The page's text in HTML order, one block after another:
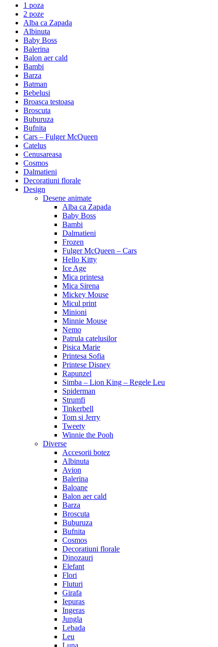
1 poza
2 poze
Alba ca Zapada
Albinuta
Baby Boss
Balerina
Balon aer cald
Bambi
Barza
Batman
Bebelusi
Broasca testoasa
Broscuta
Buburuza
Bufnita
Cars – Fulger McQueen
Catelus
Cenusareasa
Cosmos
Dalmatieni
Decoratiuni florale
Design
Desene animate
Alba ca Zapada
Baby Boss
Bambi
Dalmatieni
Frozen
Fulger McQueen – Cars
Hello Kitty
Ice Age
Mica printesa
Mica Sirena
Mickey Mouse
Micul print
Minioni
Minnie Mouse
Nemo
Patrula catelusilor
Pisica Marie
Printesa Sofia
Printese Disney
Rapunzel
Simba – Lion King – Regele Leu
Spiderman
Strumfi
Tinkerbell
Tom si Jerry
Tweety
Winnie the Pooh
Diverse
Accesorii botez
Albinuta
Avion
Balerina
Baloane
Balon aer cald
Barza
Broscuta
Buburuza
Bufnita
Cosmos
Decoratiuni florale
Dinozauri
Elefant
Flori
Fluturi
Girafa
Iepuras
Ingeras
Jungla
Lebada
Leu
Luna